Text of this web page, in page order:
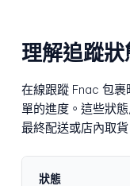
理解追蹤狀
在線跟蹤 Fnac 包
單的進度。這些狀
最終配送或店內取
狀態